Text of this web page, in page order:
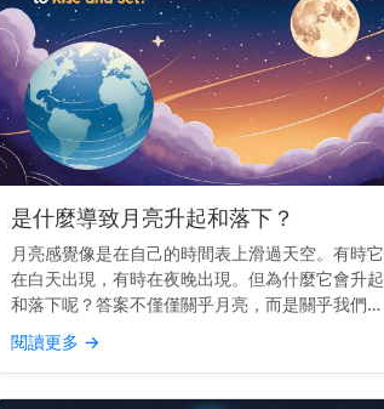
是什麼導致月亮升起和落下？
月亮感覺像是在自己的時間表上滑過天空。有時它
在白天出現，有時在夜晚出現。但為什麼它會升起
和落下呢？答案不僅僅關乎月亮，而是關乎我們自
己。 主要見解： 月亮升起和落下是因為地球在旋
轉——而不是因為月亮移動得那麼快。 它真正移動
的原因 地球每2...
閱讀更多 →